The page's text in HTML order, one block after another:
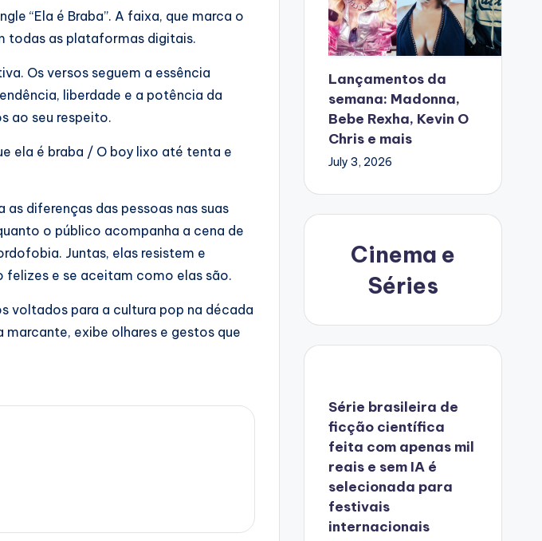
“Ela é Braba”. A faixa, que marca o
todas as plataformas digitais.
Os versos seguem a essência
liberdade e a potência da
ao seu respeito.
ela é braba / O boy lixo até tenta e
diferenças das pessoas nas suas
o público acompanha a cena de
Juntas, elas resistem e
felizes e se aceitam como elas são.
voltados para a cultura pop na década
exibe olhares e gestos que
Lançamentos da
semana: Madonna,
Bebe Rexha, Kevin O
Chris e mais
July 3, 2026
Cinema e
Séries
Série brasileira de
ficção científica
feita com apenas mil
reais e sem IA é
selecionada para
festivais
internacionais